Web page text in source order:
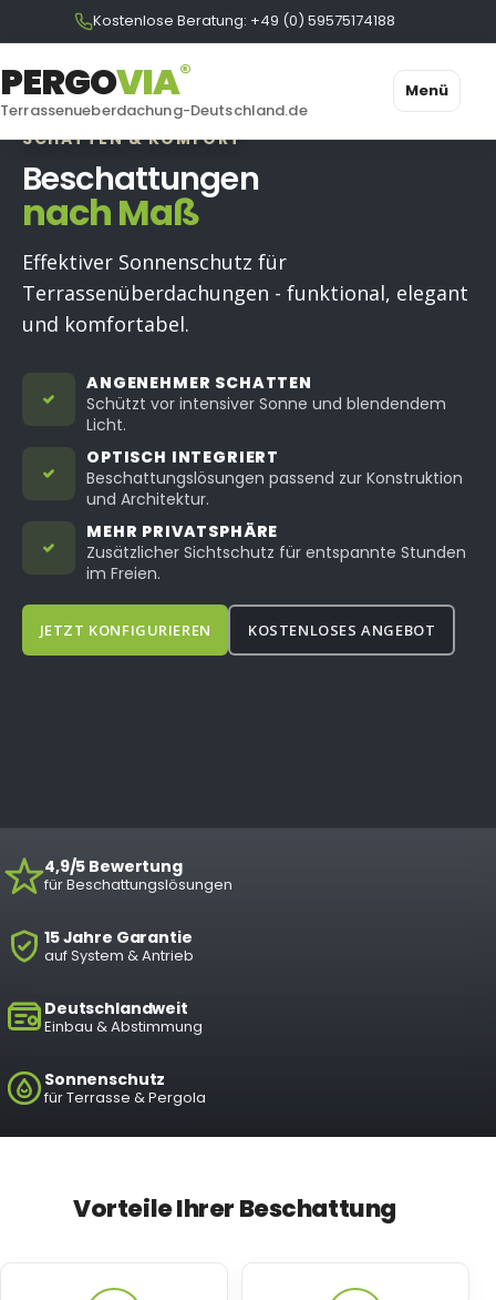
Kostenlose Beratung: +49 (0) 59575174188
PERGOVIA®
Terrassenueberdachung-Deutschland.de
Menü
SCHATTEN & KOMFORT
Beschattungen
nach Maß
Effektiver Sonnenschutz für
Terrassenüberdachungen - funktional, elegant
und komfortabel.
ANGENEHMER SCHATTEN
Schützt vor intensiver Sonne und blendendem
Licht.
OPTISCH INTEGRIERT
Beschattungslösungen passend zur Konstruktion
und Architektur.
MEHR PRIVATSPHÄRE
Zusätzlicher Sichtschutz für entspannte Stunden
im Freien.
JETZT KONFIGURIEREN KOSTENLOSES ANGEBOT
4,9/5 Bewertung
für Beschattungslösungen
15 Jahre Garantie
auf System & Antrieb
Deutschlandweit
Einbau & Abstimmung
Sonnenschutz
für Terrasse & Pergola
Vorteile Ihrer Beschattung